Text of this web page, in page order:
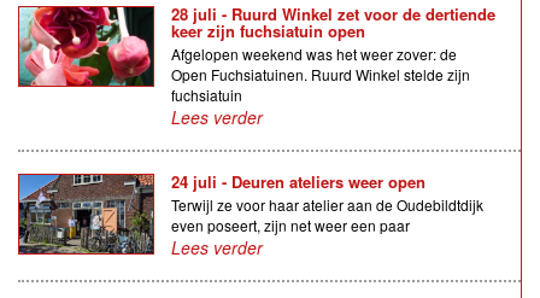
28 juli - Ruurd Winkel zet voor de dertiende
keer zijn fuchsiatuin open
Afgelopen weekend was het weer zover: de
Open Fuchsiatuinen. Ruurd Winkel stelde zijn
fuchsiatuin
Lees verder
24 juli - Deuren ateliers weer open
Terwijl ze voor haar atelier aan de Oudebildtdijk
even poseert, zijn net weer een paar
Lees verder